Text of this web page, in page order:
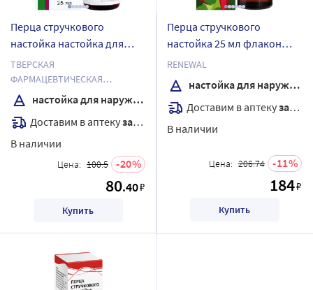
Перца стручкового
настойка настойка для
наружного применения 25
мл
ТВЕРСКАЯ
ФАРМАЦЕВТИЧЕСКАЯ
ФАБРИКА ОАО
настойка для наружного применения
Доставим в аптекузавтра
В наличии
Цена: 100.5 20
80.40₽
Купить
Перца стручкового
настойка 25 мл флакон
настойка для наружного
применения
RENEWAL
настойка для наружного применения
Доставим в аптекузавтра
В наличии
Цена: 206.74 11
184₽
Купить